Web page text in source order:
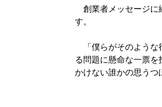
創業者メッセージに
す。
「僕らがそのような
る問題に懸命な一票
かけない誰かの思うつ